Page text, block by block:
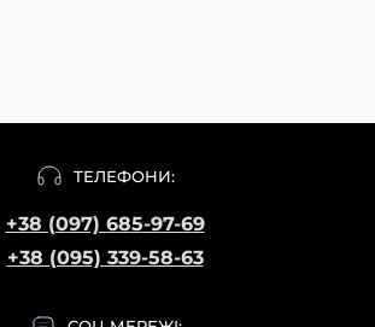
ТЕЛЕФОНИ:
+38 (097) 685-97-69
+38 (095) 339-58-63